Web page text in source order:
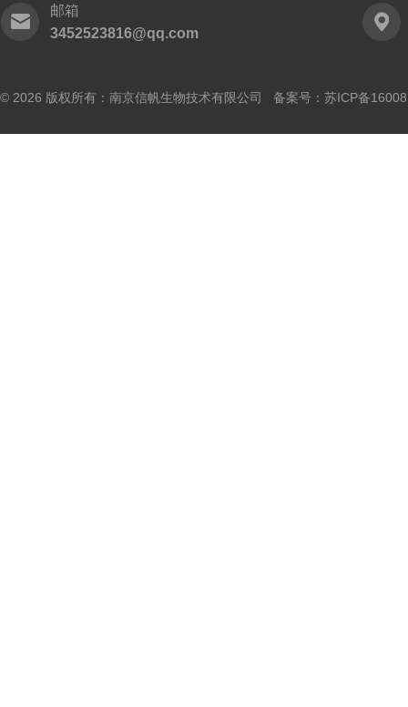
邮箱
3452523816@qq.com
© 2026 版权所有：南京信帆生物技术有限公司 备案号： 苏ICP备